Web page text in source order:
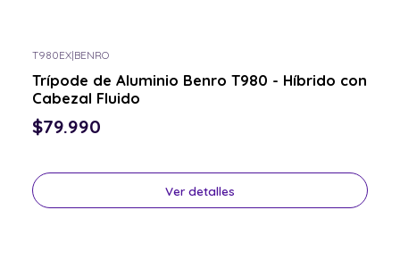
T980EX|BENRO
Trípode de Aluminio Benro T980 - Híbrido con
Cabezal Fluido
$79.990
Ver detalles